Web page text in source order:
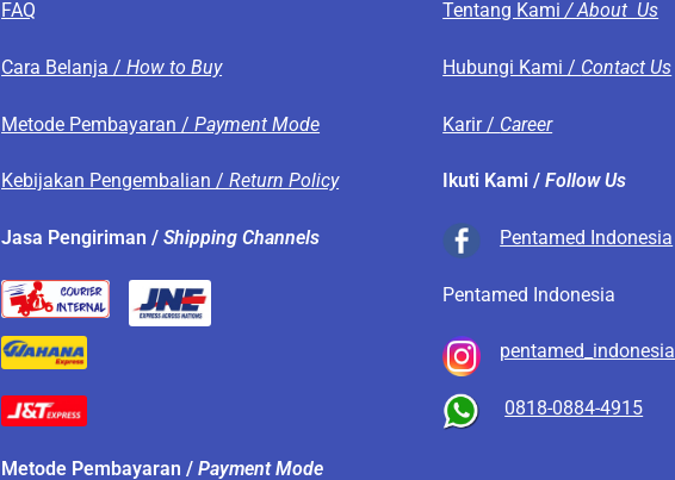
FAQ
Cara Belanja /How to Buy
Metode Pembayaran /Payment Mode
Kebijakan Pengembalian /Return Policy
Jasa Pengiriman /Shipping Channels
Metode Pembayaran /Payment Mode
Tentang Kami/ About Us
Hubungi Kami / Contact Us
Karir / Career
Ikuti Kami /Follow Us
Pentamed Indonesia
Pentamed Indonesia
pentamed_indonesia
0818-0884-4915